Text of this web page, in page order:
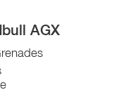
AGX